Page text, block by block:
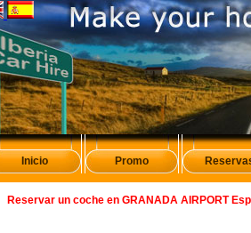
Inicio Promo
Reservar un coche en GRANADA AIRPORT